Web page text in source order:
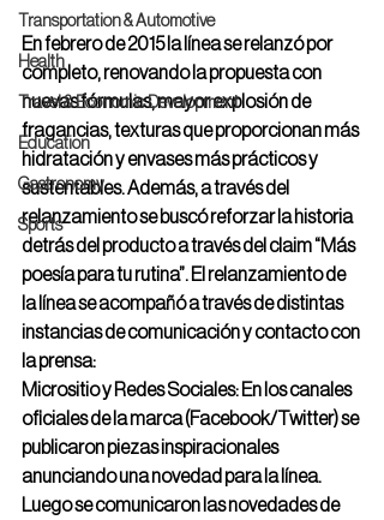
Transportation & Automotive
Health
Travel & Economic Development
Education
Gastronomy
Sports
En febrero de 2015 la línea se relanzó por
completo, renovando la propuesta con
nuevas fórmulas, mayor explosión de
fragancias, texturas que proporcionan más
hidratación y envases más prácticos y
sustentables. Además, a través del
relanzamiento se buscó reforzar la historia
detrás del producto a través del claim “Más
poesía para tu rutina”. El relanzamiento de
la línea se acompañó a través de distintas
instancias de comunicación y contacto con
la prensa:
Micrositio y Redes Sociales: En los canales
oficiales de la marca (Facebook/Twitter) se
publicaron piezas inspiracionales
anunciando una novedad para la línea.
Luego se comunicaron las novedades de